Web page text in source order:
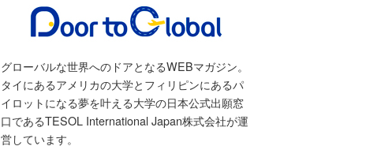
グローバルな世界へのドアとなるWEBマガジン。
タイにあるアメリカの大学とフィリピンにあるパ
イロットになる夢を叶える大学の日本公式出願窓
口であるTESOL International Japan株式会社が運
営しています。